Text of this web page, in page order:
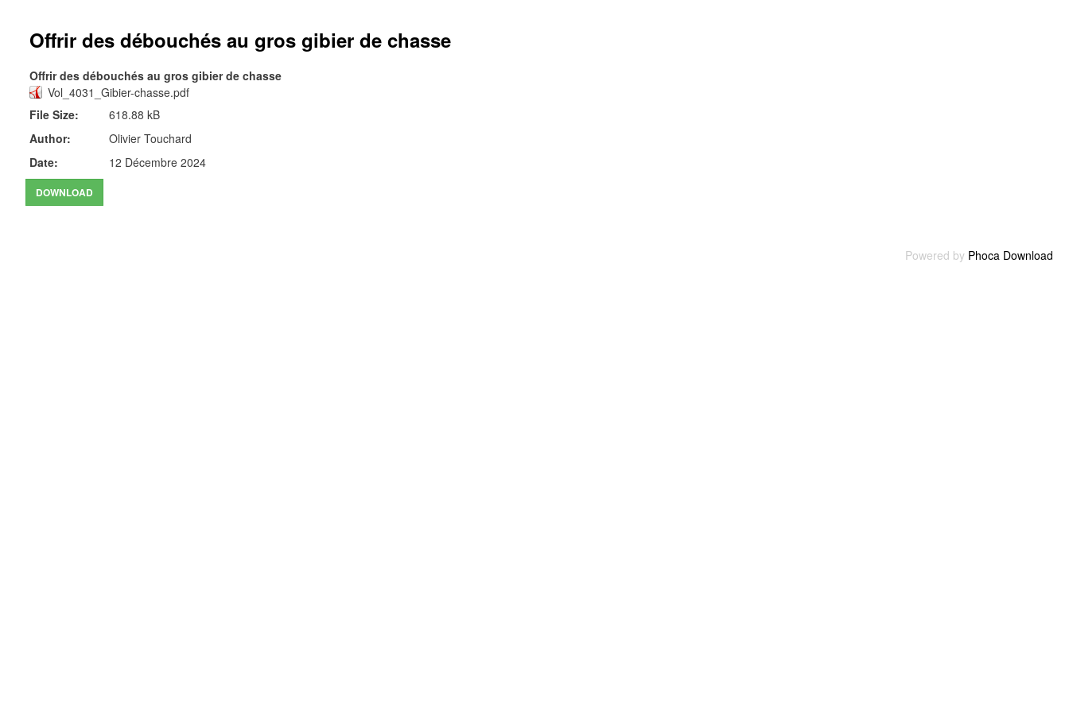
Offrir des débouchés au gros gibier de chasse
Offrir des débouchés au gros gibier de chasse
Vol_4031_Gibier-chasse.pdf
File Size:
618.88 kB
Author:
Olivier Touchard
Date:
12 Décembre 2024
Powered by Phoca Download